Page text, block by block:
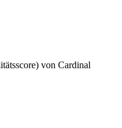
von Cardinal